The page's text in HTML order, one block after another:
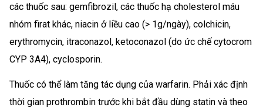
các thuốc sau: gemfibrozil, các thuốc hạ cholesterol máu
nhóm firat khác, niacin ở liều cao (> 1g/ngày), colchicin,
erythromycin, itraconazol, ketoconazol (do ức chế cytocrom
CYP 3A4), cyclosporin.
Thuốc có thể làm tăng tác dụng của warfarin. Phải xác định
thời gian prothrombin trước khi bắt đầu dùng statin và theo